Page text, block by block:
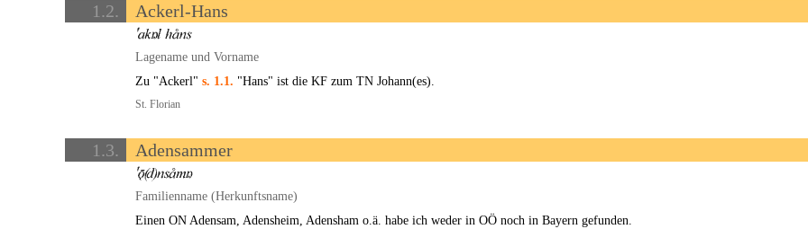
1.2. Ackerl-Hans
Lagename und Vorname
Zu "Ackerl" s. 1.1. "Hans" ist die KF zum TN Johann(es).
St. Florian
1.3. Adensammer
Familienname (Herkunftsname)
Einen ON Adensam, Adensheim, Adensham o.ä. habe ich weder in OÖ noch in Bayern gefunden.